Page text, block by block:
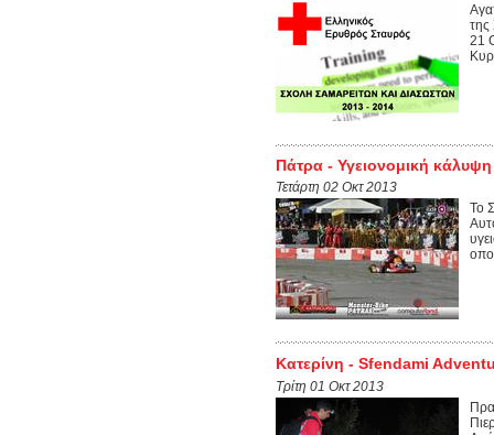
της
21
Πάτρα - Υγειονομική
Τετάρτη 02 Οκτ 2013
Το
Κατερίνη - Sfendami
Τρίτη 01 Οκτ 2013